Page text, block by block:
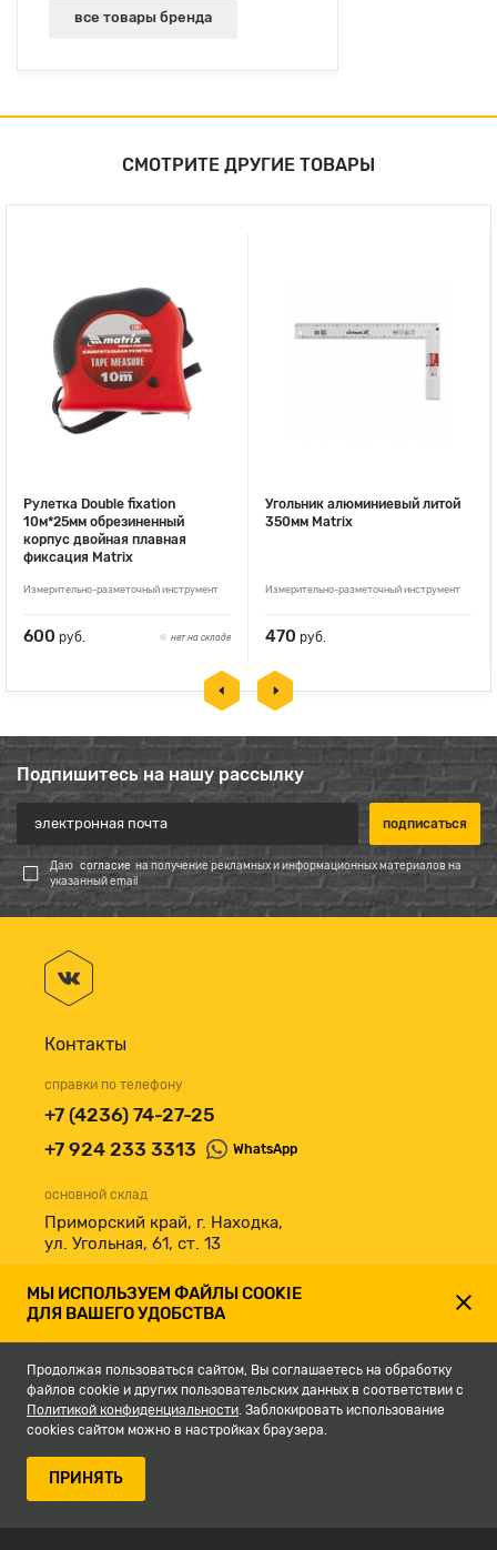
все товары бренда
СМОТРИТЕ ДРУГИЕ ТОВАРЫ
Рулетка Double fixation
10м*25мм обрезиненный
корпус двойная плавная
фиксация Matrix
Измерительно-разметочный инструмент
600 руб. нет на складе
Угольник алюминиевый литой
350мм Matrix
Измерительно-разметочный инструмент
470 руб.
Подпишитесь на нашу рассылку
Даю согласие на получение рекламных и информационных материалов на
указанный email
Контакты
справки по телефону
+7 (4236) 74-27-25
+7 924 233 3313
WhatsApp
основной склад
Приморский край, г. Находка,
ул. Угольная, 61, ст. 13
принимаем к оплате
© 2007-2026, Магазин строительных материалов СКЛАД13.РФ.
МЫ ИСПОЛЬЗУЕМ ФАЙЛЫ COOKIE
ДЛЯ ВАШЕГО УДОБСТВА
Продолжая пользоваться сайтом, Вы соглашаетесь на обработку
файлов cookie и других пользовательских данных в соответствии с
Политикой конфиденциальности. Заблокировать использование
cookies сайтом можно в настройках браузера.
ПРИНЯТЬ